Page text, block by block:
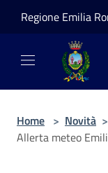
Regione Emilia
Home > Novità >
Allerta meteo